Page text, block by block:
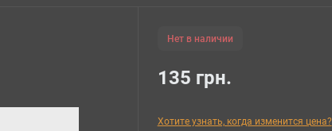
Нет в наличии
135 грн.
Хотите узнать, когда изменится цена?